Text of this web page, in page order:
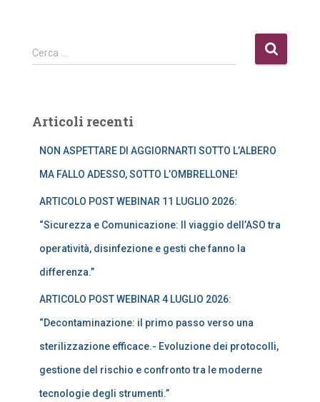
R
i
c
Cerca …
Articoli recenti
NON ASPETTARE DI AGGIORNARTI SOTTO L’ALBERO
MA FALLO ADESSO, SOTTO L’OMBRELLONE!
ARTICOLO POST WEBINAR 11 LUGLIO 2026:
“Sicurezza e Comunicazione: Il viaggio dell’ASO tra
operatività, disinfezione e gesti che fanno la
differenza.”
ARTICOLO POST WEBINAR 4 LUGLIO 2026:
“Decontaminazione: il primo passo verso una
sterilizzazione efficace.- Evoluzione dei protocolli,
gestione del rischio e confronto tra le moderne
tecnologie degli strumenti.”